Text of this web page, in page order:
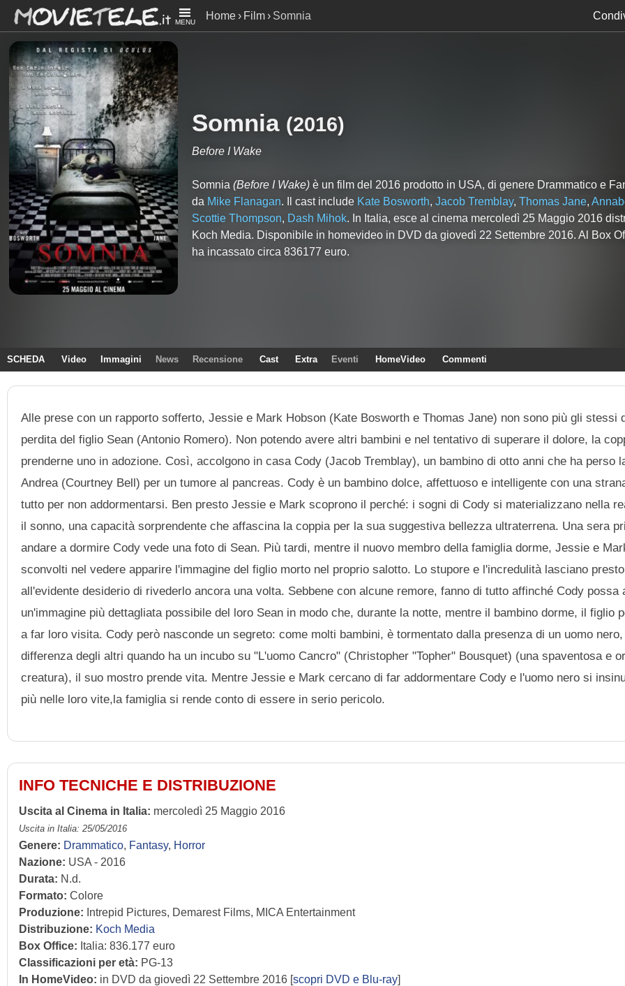
MENU
Home Film Somnia
Somnia (2016)
Before I Wake
Somnia (Before I Wake)è un film del 2016 prodotto in USA, di genere Drammatico e
da Mike Flanagan. Il cast include Kate Bosworth, Jacob Tremblay, Thomas Jane,
Scottie Thompson, Dash Mihok. In Italia, esce al cinema mercoledì 25 Maggio 2016
Koch Media. Disponibile in homevideo in DVD da giovedì 22 Settembre 2016. Al Box
ha incassato circa 836177 euro.
SCHEDA Video Immagini News Recensione Cast Extra Eventi HomeVideo Commenti
Alle prese con un rapporto sofferto, Jessie e Mark Hobson (Kate Bosworth e Thomas Jane) non sono più gli stessi
perdita del figlio Sean (Antonio Romero). Non potendo avere altri bambini e nel tentativo di superare il dolore, la
prenderne uno in adozione. Così, accolgono in casa Cody (Jacob Tremblay), un bambino di otto anni che ha perso
Andrea (Courtney Bell) per un tumore al pancreas. Cody è un bambino dolce, affettuoso e intelligente con una
tutto per non addormentarsi. Ben presto Jessie e Mark scoprono il perché: i sogni di Cody si materializzano nella
il sonno, una capacità sorprendente che affascina la coppia per la sua suggestiva bellezza ultraterrena. Una sera
andare a dormire Cody vede una foto di Sean. Più tardi, mentre il nuovo membro della famiglia dorme, Jessie e
sconvolti nel vedere apparire l'immagine del figlio morto nel proprio salotto. Lo stupore e l'incredulità lasciano
all'evidente desiderio di rivederlo ancora una volta. Sebbene con alcune remore, fanno di tutto affinché Cody possa
un'immagine più dettagliata possibile del loro Sean in modo che, durante la notte, mentre il bambino dorme, il figlio
a far loro visita. Cody però nasconde un segreto: come molti bambini, è tormentato dalla presenza di un uomo
differenza degli altri quando ha un incubo su "L'uomo Cancro" (Christopher "Topher" Bousquet) (una spaventosa e
creatura), il suo mostro prende vita. Mentre Jessie e Mark cercano di far addormentare Cody e l'uomo nero si
più nelle loro vite,la famiglia si rende conto di essere in serio pericolo.
INFO TECNICHE E DISTRIBUZIONE
Uscita al Cinema in Italia: mercoledì 25 Maggio 2016
Uscita in Italia: 25/05/2016
Genere: Drammatico, Fantasy, Horror
Nazione: USA - 2016
Durata: N.d.
Formato: Colore
Produzione: Intrepid Pictures, Demarest Films, MICA Entertainment
Distribuzione: Koch Media
Box Office: Italia: 836.177 euro
Classificazioni per età: PG-13
In HomeVideo: in DVD da giovedì 22 Settembre 2016 [scopri DVD e Blu-ray]